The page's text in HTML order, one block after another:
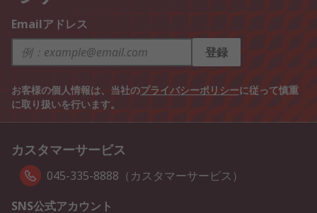
Emailアドレス
登録
お客様の個人情報は、当社のプライバシーポリシーに従って慎重
に取り扱いを行います。
カスタマーサービス
045-335-8888（カスタマーサービス）
SNS公式アカウント